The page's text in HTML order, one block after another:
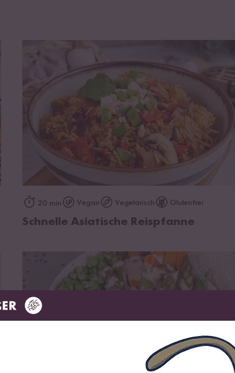
zum Rezept
20 min Vegan Vegetarisch Glutenfrei
Schnelle Asiatische Reispfanne